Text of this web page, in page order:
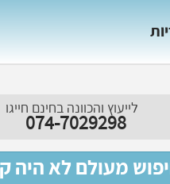
לייעוץ והכוונה בחינם חייגו
074-7029298
מעולם לא היה